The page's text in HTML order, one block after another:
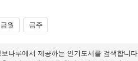
금월 금주
나루에서 제공하는 인기도서를 검색합니다.